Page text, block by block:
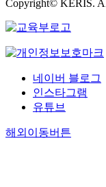
Copyright© KERIS.
네이버 블로그
인스타그램
유튜브
해외이동버튼